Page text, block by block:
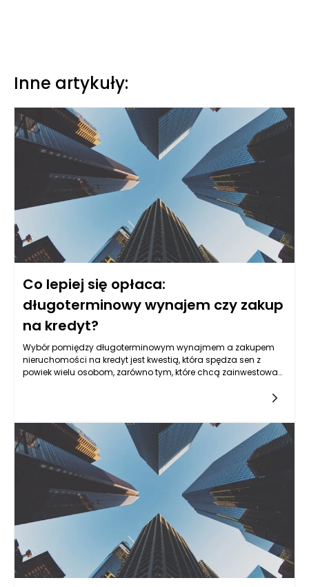
Inne artykuły:
Co lepiej się opłaca:
długoterminowy wynajem czy zakup
na kredyt?
Wybór pomiędzy długoterminowym wynajmem a zakupem
nieruchomości na kredyt jest kwestią, która spędza sen z
powiek wielu osobom, zarówno tym, które chcą zainwestować,
życia. Decyzja ta zależy od wielu czynników, w tym od sytuacji
rynkowych. Długoterminowy wynajem ma swoje mocne
strony, zwłaszcza w obszarze elastyczności. Wynajmujący nie
musi martwić się o utrzymanie nieruchomości, podatki od
nieruchomości czy koszty związane z ewentualnymi
naprawami. Muszą również brać pod uwagę, że wynajem nie
prowadzi do budowy kapitału. Z drugiej strony, zakup
nieruchomości na kredyt to inwestycja, która w dłuższym
okresie może przynieść znaczne korzyści finansowe, takie jak
wzrost wartości nieruchomości, a także możliwość
budowania kapitału. Kredyty hipoteczne częstokroć dostępne
są w korzystnych warunkach, a odpowiednia pożyczka na
zakup nieruchomości dla firm może ułatwić ten proces
inwestycyjny.